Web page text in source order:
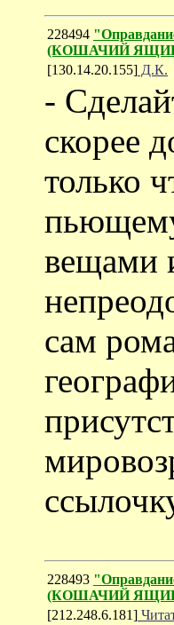
228494
(КОШАЧИЙ
[130.14.20.155] Д.К.
-
скорее
только
вещами
сам
228493
(КОШАЧИЙ
[212.248.6.181]